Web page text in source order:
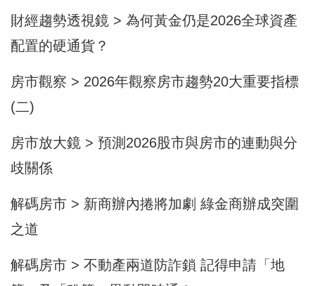
財經趨勢透視鏡 > 為何黃金仍是2026全球資產
配置的硬通貨？
房市觀察 > 2026年觀察房市趨勢20大重要指標
(二)
房市放大鏡 > 預測2026股市與房市的連動與分
歧關係
解碼房市 > 新商辦內捲將加劇 綠金商辦成突圍
之道
解碼房市 > 不動產兩道防詐鎖 記得申請「地